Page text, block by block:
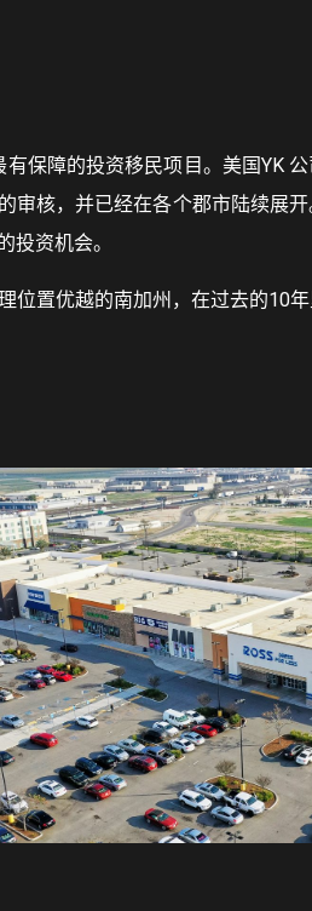
障的投资移民项目。美国YK
核，并已经在各个郡市陆续展
资机会。
置优越的南加州，在过去的10